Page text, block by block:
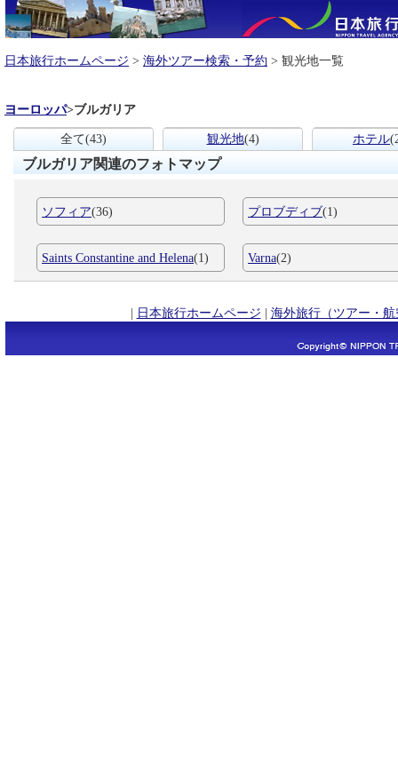
日本旅行ホームページ > 海外ツアー検索・予約 > 観光地一覧
ヨーロッパ>ブルガリア
全て(43) 観光地(4) ホテル
ブルガリア関連のフォトマップ
ソフィア(36) プロブディブ(1)
Saints Constantine and Helena(1) Varna(2)
| 日本旅行ホームページ | 海外旅行（ツアー・航